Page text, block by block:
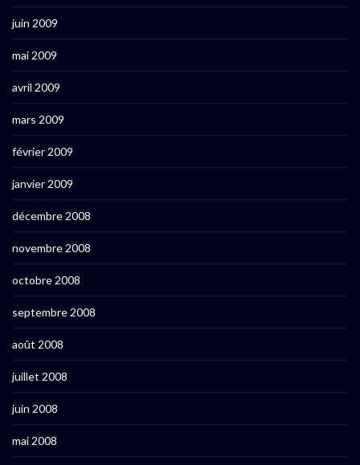
juin 2009
mai 2009
avril 2009
mars 2009
février 2009
janvier 2009
décembre 2008
novembre 2008
octobre 2008
septembre 2008
août 2008
juillet 2008
juin 2008
mai 2008